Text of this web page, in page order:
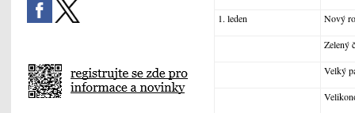
1. leden Nový
Zelený
Velký